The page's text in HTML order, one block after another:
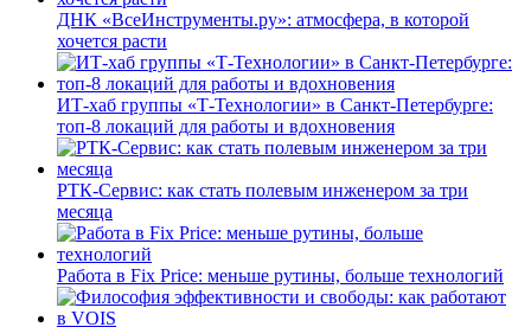
ДНК «ВсеИнструменты.ру»: атмосфера, в которой
хочется расти
ИТ-хаб группы «Т-Технологии» в Санкт-Петербурге:
топ-8 локаций для работы и вдохновения
РТК-Сервис: как стать полевым инженером за три
месяца
Работа в Fix Price: меньше рутины, больше технологий